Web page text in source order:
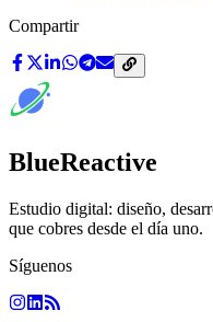
Compartir
BlueReactive
Estudio digital: diseño,
que cobres desde el día uno.
Síguenos